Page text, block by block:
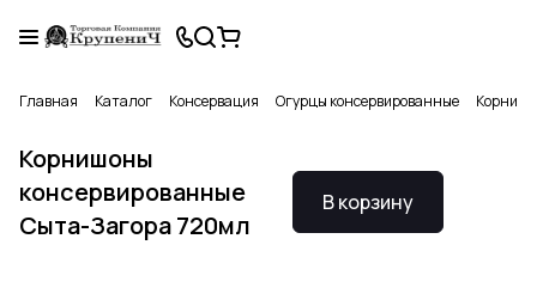
Главная Каталог Консервация Огурцы консервированные
Корнишоны
консервированные
Сыта-Загора 720мл
В корзину